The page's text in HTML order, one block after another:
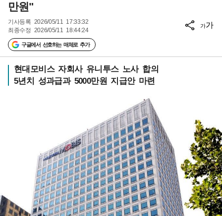
만원"
기사등록 2026/05/11 17:33:32
최종수정 2026/05/11 18:44:24
구글에서 선호하는 매체로 추가
가가
현대모비스 자회사 유니투스 노사 합의
5년치 성과급과 5000만원 지급안 마련